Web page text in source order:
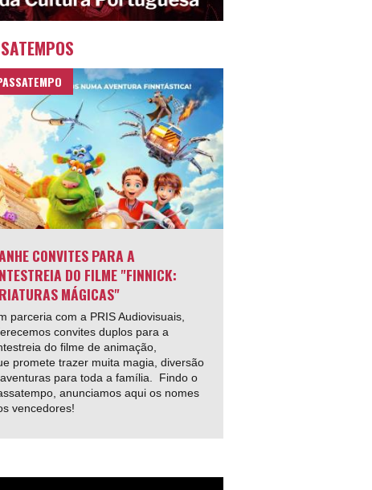
CONVITES PARA A
DO FILME "FINNICK:
MÁGICAS"
parceria com a PRIS Audiovisuais,
convites duplos para a
do filme de animação,
promete trazer muita magia, diversão
para toda a família. Findo o
anunciamos aqui os nomes
vencedores!